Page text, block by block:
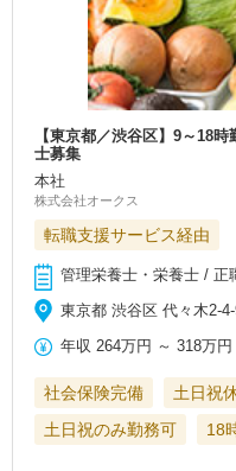
【東京都／渋谷区】9～18
士募集
本社
株式会社オークス
転職支援サービス経由
管理栄養士・栄養士 / 正
東京都 渋谷区 代々木2-
年収 264万円 ～318万円
社会保険完備 土日祝
土日祝のみ勤務可
18